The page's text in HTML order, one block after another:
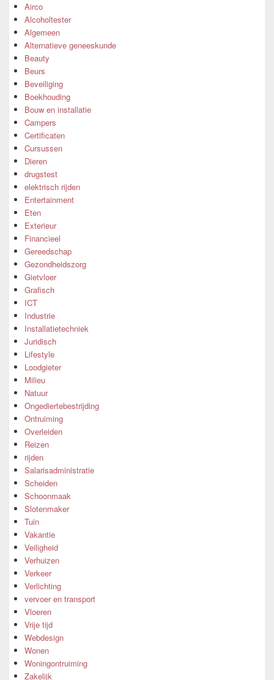
Airco
Alcoholtester
Algemeen
Alternatieve geneeskunde
Beauty
Beurs
Beveiliging
Boekhouding
Bouw en installatie
Campers
Certificaten
Cursussen
Dieren
drugstest
elektrisch rijden
Entertainment
Eten
Exterieur
Financieel
Gereedschap
Gezondheidszorg
Gietvloer
Grafisch
ICT
Industrie
Installatietechniek
Juridisch
Lifestyle
Loodgieter
Milieu
Natuur
Ongediertebestrijding
Ontruiming
Overleiden
Reizen
rijden
Salarisadministratie
Scheiden
Schoonmaak
Slotenmaker
Tuin
Vakantie
Veiligheid
Verhuizen
Verkeer
Verlichting
vervoer en transport
Vloeren
Vrije tijd
Webdesign
Wonen
Woningontruiming
Zakelijk